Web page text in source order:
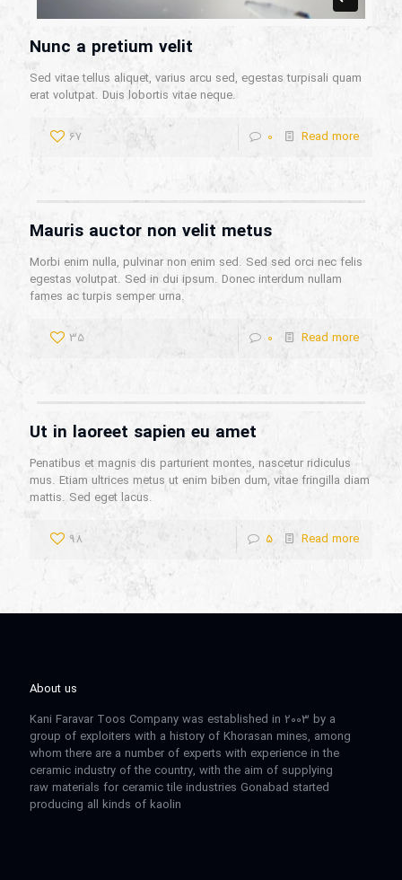
Nunc a pretium velit
Sed vitae tellus aliquet, varius arcu sed, egestas turpisali quam
erat volutpat. Duis lobortis vitae neque.
67 0 Read more
Mauris auctor non velit metus
Morbi enim nulla, pulvinar non enim sed. Sed sed orci nec felis
egestas volutpat. Sed in dui ipsum. Donec interdum nullam
fames ac turpis semper urna.
35 0 Read more
Ut in laoreet sapien eu amet
Penatibus et magnis dis parturient montes, nascetur ridiculus
mus. Etiam ultrices metus ut enim biben dum, vitae fringilla diam
mattis. Sed eget lacus.
98 5 Read more
About us
Kani Faravar Toos Company was established in 2003 by a
group of exploiters with a history of Khorasan mines, among
whom there are a number of experts with experience in the
ceramic industry of the country, with the aim of supplying
raw materials for ceramic tile industries Gonabad started
producing all kinds of kaolin